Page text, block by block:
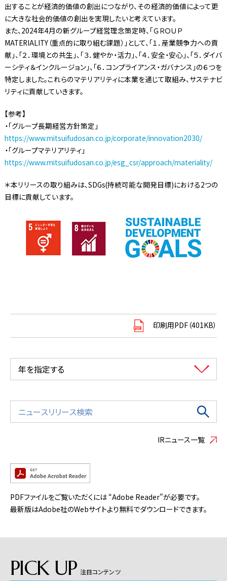
出することが経済的価値の創出につながり、その経済的価値によって更
に大きな社会的価値の創出を実現したいと考えています。
また、2024年4月の新グループ経営理念策定時、「ＧＲＯＵＰ
MATERIALITY（重点的に取り組む課題）」として、「１．産業競争力への貢
献」、「２．環境との共生」、「３．健やか・活力」、「４．安全・安心」、「５．ダイバ
ーシティ＆インクルージョン」、「６．コンプライアンス・ガバナンス」の６つを
特定しました。これらのマテリアリティに本業を通じて取組み、サステナビ
リティに貢献していきます。
【参考】
・「グループ長期経営方針策定」
https://www.mitsuifudosan.co.jp/corporate/innovation2030/
・「グループマテリアリティ」
https://www.mitsuifudosan.co.jp/esg_csr/approach/materiality/
＊本リリースの取り組みは、SDGs(持続可能な開発目標)における2つの
目標に貢献しています。
印刷用PDF（401KB）
年を指定する
IRニュース一覧
PDFファイルをご覧いただくには “Adobe Reader”が必要です。
最新版はAdobe社のWebサイトより無料でダウンロードできます。
PICK UP 注目コンテンツ